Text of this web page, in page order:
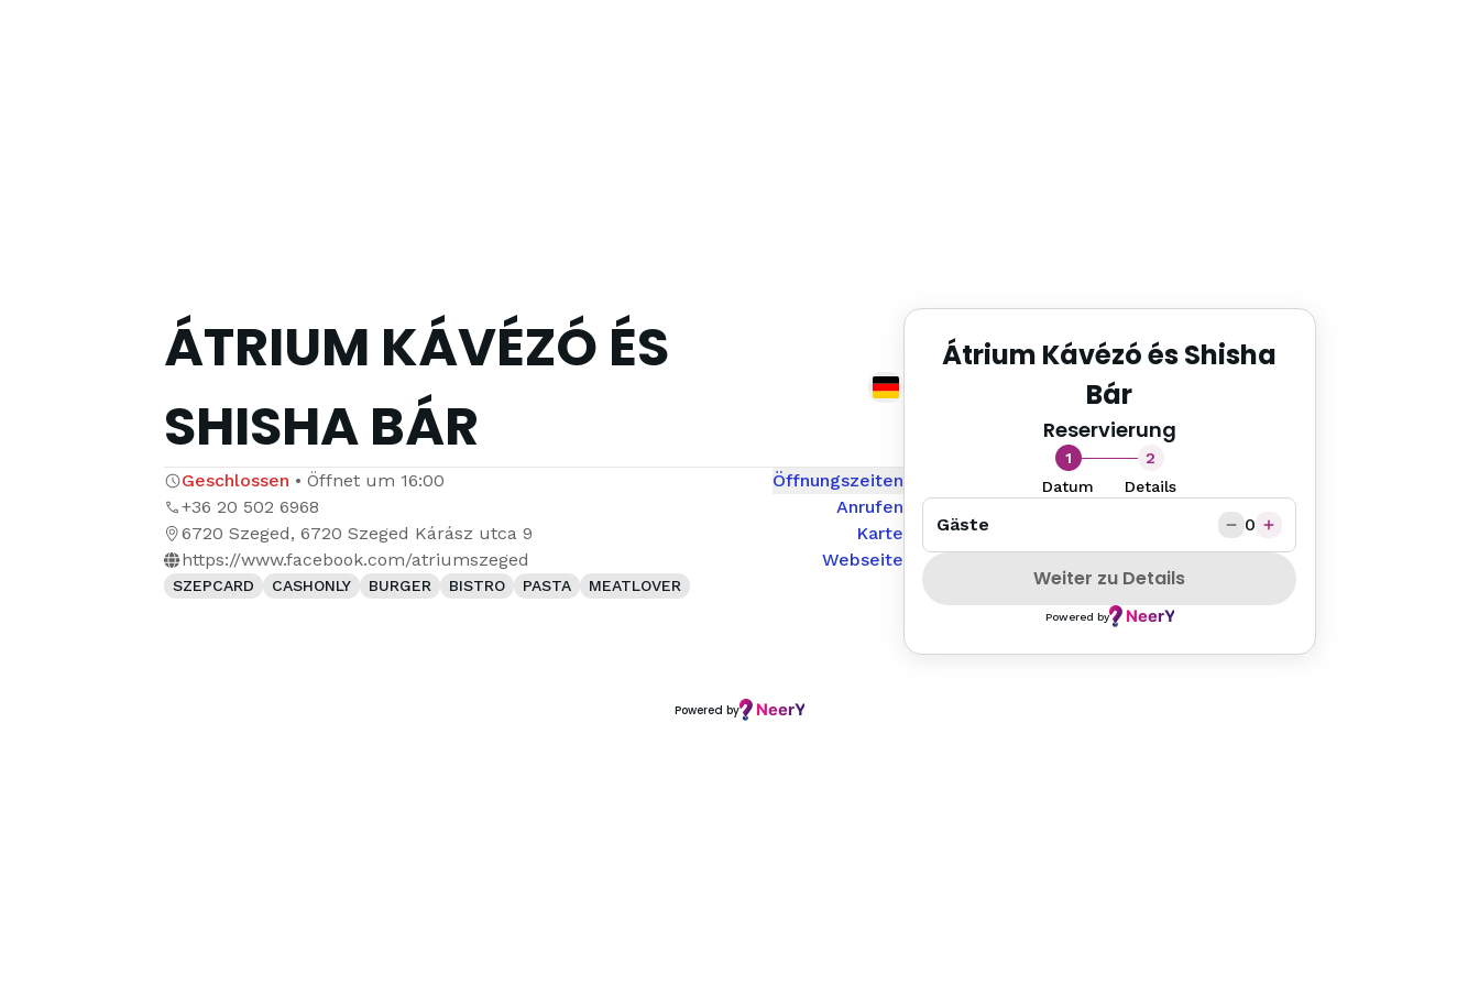
ÁTRIUM KÁVÉZÓ ÉS
SHISHA BÁR
Geschlossen • Öffnet um 16:00
Öffnungszeiten
+36 20 502 6968
Anrufen
6720 Szeged, 6720 Szeged Kárász utca 9
Karte
https://www.facebook.com/atriumszeged
Webseite
SZEPCARD CASHONLY BURGER BISTRO PASTA MEATLOVER
Átrium Kávézó és Shisha
Bár
Reservierung
1
Datum
2
Details
Gäste 0
Weiter zu Details
Powered by
Powered by